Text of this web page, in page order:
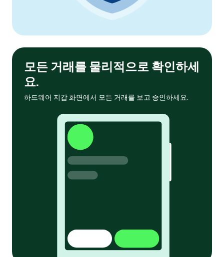
모든 거래를 물리적으로 확인하세
요.
하드웨어 지갑 화면에서 모든 거래를 보고 승인하세요.